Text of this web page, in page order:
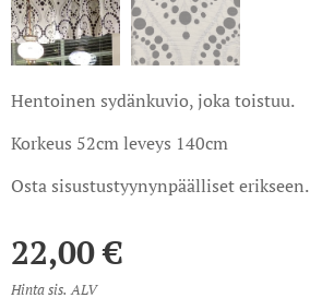
Hentoinen sydänkuvio, joka toistuu.
Korkeus 52cm leveys 140cm
Osta sisustustyynynpäälliset erikseen.
22,00€
Hinta sis. ALV